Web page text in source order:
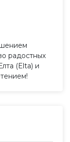
радостных
(Elta) и